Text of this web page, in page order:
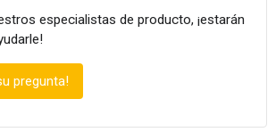
especialistas de producto, ¡estarán
pregunta!